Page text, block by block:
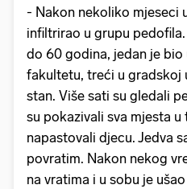
- Nakon nekoliko mjeseci
infiltrirao u grupu
do 60 godina, jedan je
fakultetu, treći u gradskoj
stan. Više sati su gledali
su pokazivali sva mjesta u
napastovali djecu. Jedva
povratim. Nakon nekog
na vratima i u sobu je